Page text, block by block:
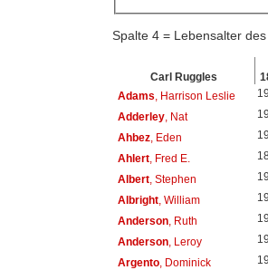
Spalte 4 = Lebensalter
Carl Ruggles
Adams , Harrison Leslie
Adderley, Nat
Ahbez, Eden
Ahlert, Fred E.
Albert, Stephen
Albright, William
Anderson, Ruth
Anderson, Leroy
Argento, Dominick